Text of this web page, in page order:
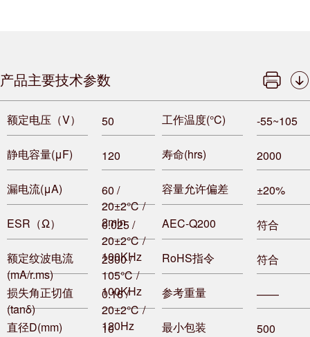
产品主要技术参数
额定电压（V） 50 工作温度(°C) -55~105
静电容量(μF) 120 寿命(hrs) 2000
漏电流(μA)
60 /
20±2℃ /
2min
容量允许偏差 ±20%
ESR（Ω）
0.025 /
20±2℃ /
100KHz
AEC-Q200 符合
额定纹波电流
(mA/r.ms)
2300 /
105℃ /
100KHz
RoHS指令 符合
损失角正切值
(tanδ)
0.16 /
20±2℃ /
120Hz
参考重量 ——
直径D(mm) 10 最小包装 500